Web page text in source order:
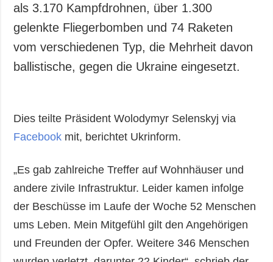
als 3.170 Kampfdrohnen, über 1.300
gelenkte Fliegerbomben und 74 Raketen
vom verschiedenen Typ, die Mehrheit davon
ballistische, gegen die Ukraine eingesetzt.
Dies teilte Präsident Wolodymyr Selenskyj via
Facebook mit, berichtet Ukrinform.
„Es gab zahlreiche Treffer auf Wohnhäuser und
andere zivile Infrastruktur. Leider kamen infolge
der Beschüsse im Laufe der Woche 52 Menschen
ums Leben. Mein Mitgefühl gilt den Angehörigen
und Freunden der Opfer. Weitere 346 Menschen